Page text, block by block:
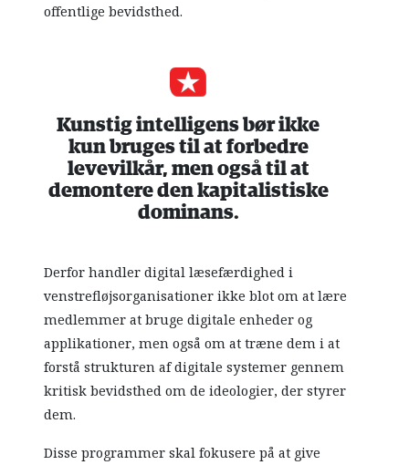
offentlige bevidsthed.
Kunstig intelligens bør ikke
kun bruges til at forbedre
levevilkår, men også til at
demontere den kapitalistiske
dominans.
Derfor handler digital læsefærdighed i
venstrefløjsorganisationer ikke blot om at lære
medlemmer at bruge digitale enheder og
applikationer, men også om at træne dem i at
forstå strukturen af digitale systemer gennem
kritisk bevidsthed om de ideologier, der styrer
dem.
Disse programmer skal fokusere på at give